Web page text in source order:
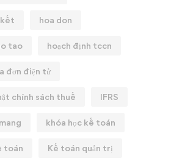
TOÁN
GIẢNG KHOÁ HỌC:
hoa don
tao hoạch định tccn
đơn điện tử
chính sách thuế IFRS
khóa học kế toán
toán Kế toán quản trị